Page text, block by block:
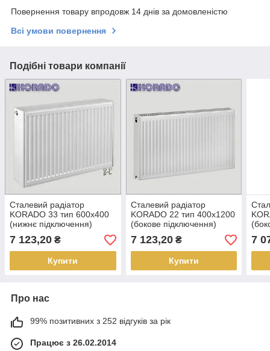
Повернення товару впродовж 14 днів за домовленістю
Всі умови повернення
Подібні товари компанії
Сталевий радіатор
KORADO 33 тип 600х400
(нижнє підключення)
7 123,20 ₴
Купити
Сталевий радіатор
KORADO 22 тип 400х1200
(бокове підключення)
7 123,20₴
Купити
7
Про нас
99% позитивних з 252 відгуків за рік
Працює з 26.02.2014